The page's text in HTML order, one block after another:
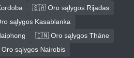
🇸🇦 Oro sąlygos Rijadas
sąlygos Kasablanka
🇮🇳 Oro sąlygos Thāne
sąlygos Nairobis